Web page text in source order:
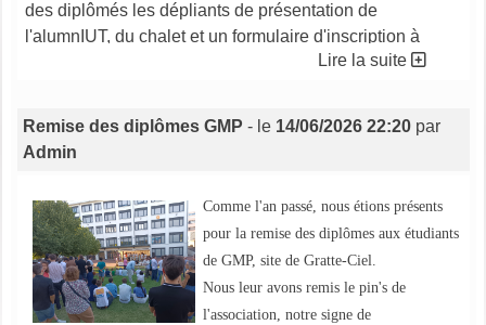
des diplômés les dépliants de présentation de
l'alumnIUT, du chalet et un formulaire d'inscription à
l'association. Chaque diplômé s'est vu remettre l'insigne
reconnaissance des anciens de l'IUT
Lire la suite
Remise des diplômes GMP - le 14/06/2026 22:20par
Admin
Comme l'an passé, nous étions présents
pour la remise des diplômes aux étudiants
de GMP, site de Gratte-Ciel.
Nous leur avons remis le pin's de
l'association, notre signe de